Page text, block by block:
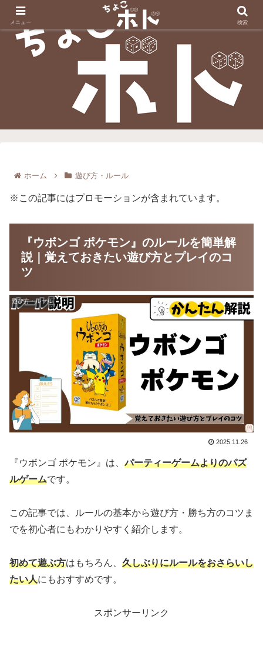
ホーム 遊び方・ルール
※この記事にはプロモーションが含まれています。
『ウボンゴ ポケモン』のルールを簡単解
説｜覚えておきたい遊び方とプレイのコ
ツ
遊び方・ルール
2025.11.26
『ウボンゴ ポケモン』は、パーティーゲームよりのパズ
ルゲームです。
この記事では、ルールの基本から遊び方・勝ち方のコツま
でを初心者にもわかりやすく紹介します。
初めて遊ぶ方はもちろん、 久しぶりにルールをおさらいし
たい人にもおすすめです。
スポンサーリンク
メニュー 検索